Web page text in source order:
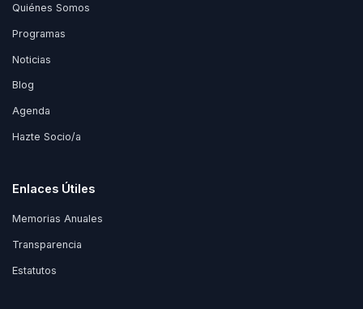
Quiénes Somos
Programas
Noticias
Blog
Agenda
Hazte Socio/a
Enlaces Útiles
Memorias Anuales
Transparencia
Estatutos